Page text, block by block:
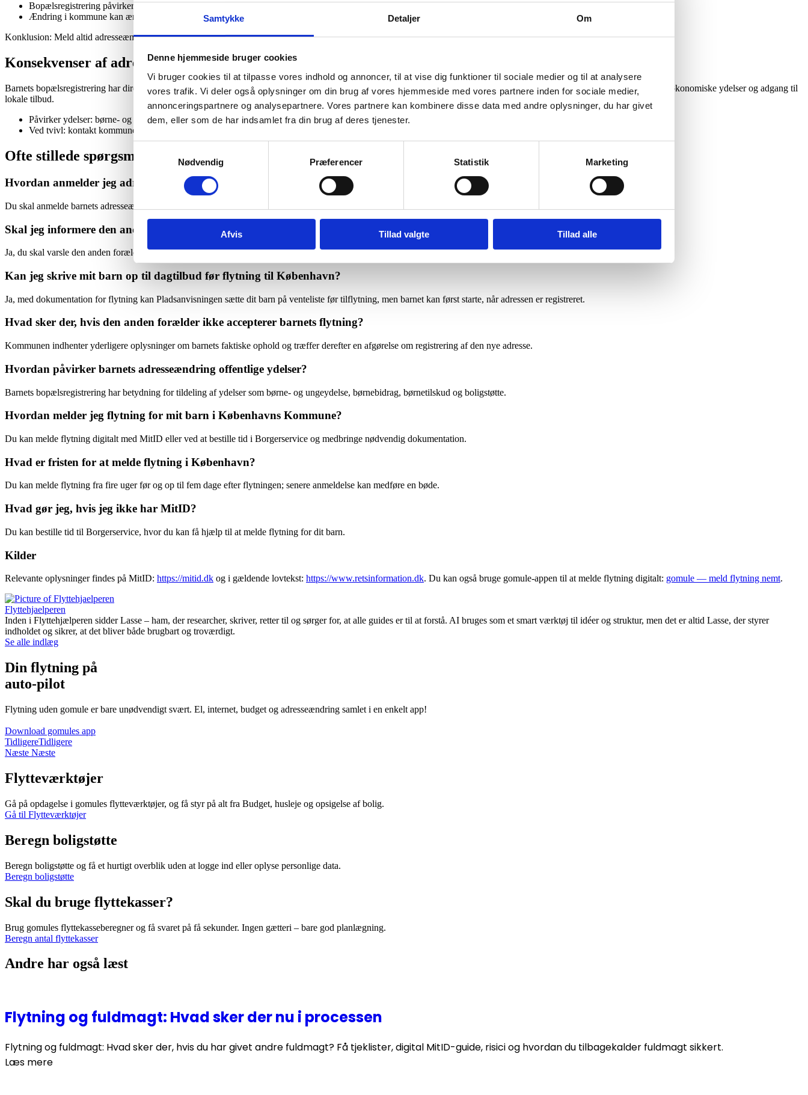
Samtykke Detaljer Om
Denne hjemmeside bruger cookies
Vi bruger cookies til at tilpasse vores indhold og annoncer, til at vise dig funktioner til sociale medier og til at analysere
vores trafik. Vi deler også oplysninger om din brug af vores hjemmeside med vores partnere inden for sociale medier,
annonceringspartnere og analysepartnere. Vores partnere kan kombinere disse data med andre oplysninger, du har givet
dem, eller som de har indsamlet fra din brug af deres tjenester.
Nødvendig
Præferencer Statistik Marketing
Afvis Tillad valgte Tillad alle
Bopælsregistrering påvirker børne- og ungeydelse, børnebidrag, børnetilskud og boligstøtte.
Ændring i kommune kan ændre hvilke servicer og tilskud barnet er berettiget til.
Konklusion: Meld altid adresseændring hurtigt, så udbetalinger og rettigheder følger korrekt med.
Konsekvenser af adresseændring
Barnets bopælsregistrering har direkte betydning for en række offentlige ydelser. Når kommunen registrerer den nye adresse, opdateres de relevante registre, og det kan påvirke økonomiske ydelser og adgang til
lokale tilbud.
Påvirker ydelser: børne- og ungeydelse, børnebidrag, børnetilskud, boligstøtte.
Ved tvivl: kontakt kommunen eller Borgerservice for konkret vejledning.
Ofte stillede spørgsmål om Hvordan melder man adresseændring for et barn? (FAQ)
Hvordan anmelder jeg adresseændring for mit barn?
Du skal anmelde barnets adresseændring til den nye bopælskommune, som vurderer og registrerer flytningen efter eventuel partshøring af den anden forælder.
Skal jeg informere den anden forælder om barnets flytning?
Ja, du skal varsle den anden forælder mindst 6 uger før flytningen, uanset forældremyndighedsforhold.
Kan jeg skrive mit barn op til dagtilbud før flytning til København?
Ja, med dokumentation for flytning kan Pladsanvisningen sætte dit barn på venteliste før tilflytning, men barnet kan først starte, når adressen er registreret.
Hvad sker der, hvis den anden forælder ikke accepterer barnets flytning?
Kommunen indhenter yderligere oplysninger om barnets faktiske ophold og træffer derefter en afgørelse om registrering af den nye adresse.
Hvordan påvirker barnets adresseændring offentlige ydelser?
Barnets bopælsregistrering har betydning for tildeling af ydelser som børne- og ungeydelse, børnebidrag, børnetilskud og boligstøtte.
Hvordan melder jeg flytning for mit barn i Københavns Kommune?
Du kan melde flytning digitalt med MitID eller ved at bestille tid i Borgerservice og medbringe nødvendig dokumentation.
Hvad er fristen for at melde flytning i København?
Du kan melde flytning fra fire uger før og op til fem dage efter flytningen; senere anmeldelse kan medføre en bøde.
Hvad gør jeg, hvis jeg ikke har MitID?
Du kan bestille tid til Borgerservice, hvor du kan få hjælp til at melde flytning for dit barn.
Kilder
Relevante oplysninger findes på MitID: https://mitid.dk og i gældende lovtekst: https://www.retsinformation.dk. Du kan også bruge gomule-appen til at melde flytning digitalt: gomule — meld flytning nemt.
Flyttehjaelperen
Inden i Flyttehjælperen sidder Lasse – ham, der researcher, skriver, retter til og sørger for, at alle guides er til at forstå. AI bruges som et smart værktøj til idéer og struktur, men det er altid Lasse, der styrer
indholdet og sikrer, at det bliver både brugbart og troværdigt.
Se alle indlæg
Din flytning på
auto-pilot
Flytning uden gomule er bare unødvendigt svært. El, internet, budget og adresseændring samlet i en enkelt app!
Download gomules app
TidligereTidligere
Næste Næste
Flytteværktøjer
Gå på opdagelse i gomules flytteværktøjer, og få styr på alt fra Budget, husleje og opsigelse af bolig.
Gå til Flytteværktøjer
Beregn boligstøtte
Beregn boligstøtte og få et hurtigt overblik uden at logge ind eller oplyse personlige data.
Beregn boligstøtte
Skal du bruge flyttekasser?
Brug gomules flyttekasseberegner og få svaret på få sekunder. Ingen gætteri – bare god planlægning.
Beregn antal flyttekasser
Andre har også læst
Flytning og fuldmagt: Hvad sker der nu i processen
Flytning og fuldmagt: Hvad sker der, hvis du har givet andre fuldmagt? Få tjeklister, digital MitID-guide, risici og hvordan du tilbagekalder fuldmagt sikkert.
Læs mere